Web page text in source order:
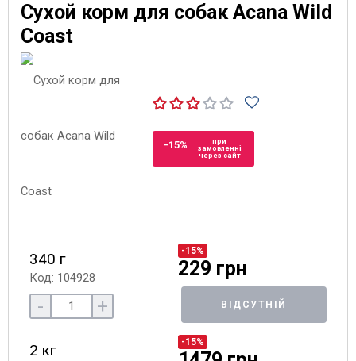
Сухой корм для собак Acana Wild
Coast
-15%
при
замовленні
через сайт
340 г
Код: 104928
-15%
229 грн
- + ВІДСУТНІЙ
2 кг -15%